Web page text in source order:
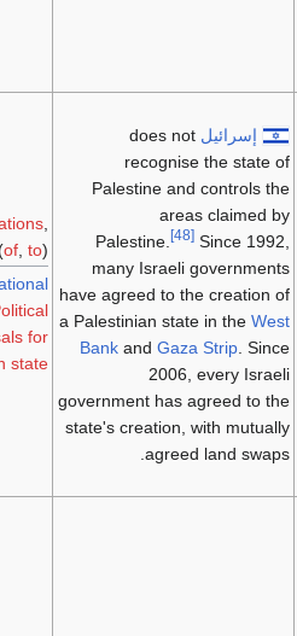
إسرائيل does not
recognise the state of
Palestine and controls the
areas claimed by
Palestine.
[48] Since 1992,
many Israeli governments
have agreed to the creation of
a Palestinian state in theWest
Bank andGaza Strip . Since
2006, every Israeli
government has agreed to the
state's creation, with mutually
agreed land swaps.
of ,to)
for
state